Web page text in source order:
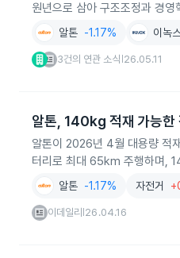
원년으로 삼아 구조조정과 경
알톤 -1.17% 이녹
3건의 연관 소식 26.05.11
알톤, 140kg 적재 가능한
알톤이 2026년 4월 대용량 적
터리로 최대 65km 주행하며,
알톤 -1.17% 자전거
이데일리 26.04.16